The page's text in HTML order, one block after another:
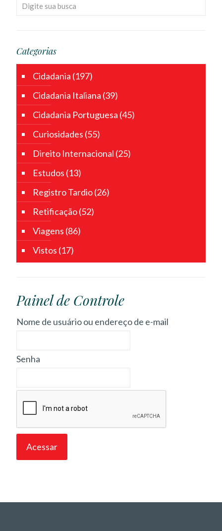
Categorias
Cidadania (197)
Cidadania Italiana (39)
Cidadania Portuguesa (45)
Curiosidades (55)
Direito Internacional (25)
Estudos (13)
Registro Tardio(26)
Retificação(52)
Viagens (86)
Vistos (17)
Painel de Controle
Nome de usuário ou endereço de e-mail
Senha